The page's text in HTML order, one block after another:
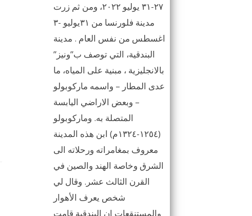
٢٧-٣١ يوليو ٢٠٢٢، ومن ثم زرت
مدينة فلورنسا من ٣١يوليو -٣
اغسطس من نفس العام . مدينة
البندقية، التي توصف ب”ونيز”
بالانجليزية ، مبنية على المياه، ما
عدى المطار – واسمه ماركوبولو
– وبعض الاراضي اليابسة
المتصلة به. وماركوبولو
(١٢٥٤-١٣٢٤م) ابن هذه المدينة
معروف بمغامراته ورحلاته الى
الشرق وخاصة الهند والصين في
القرن الثالث عشر. وقال لي
شخص يعرف الأهوار
والمستنقعات ان البندقية قامت